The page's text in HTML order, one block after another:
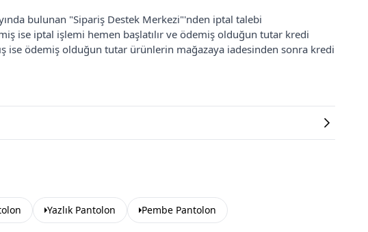
bulunan "Sipariş Destek Merkezi"'nden iptal talebi
ise iptal işlemi hemen başlatılır ve ödemiş olduğun tutar kredi
ise ödemiş olduğun tutar ürünlerin mağazaya iadesinden sonra kredi
Yazlık Pantolon Pembe Pantolon